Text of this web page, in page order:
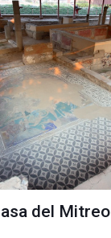
del Mitreo